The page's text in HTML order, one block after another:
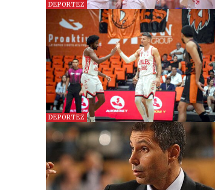
DEPORTEZ
DEPORTEZ